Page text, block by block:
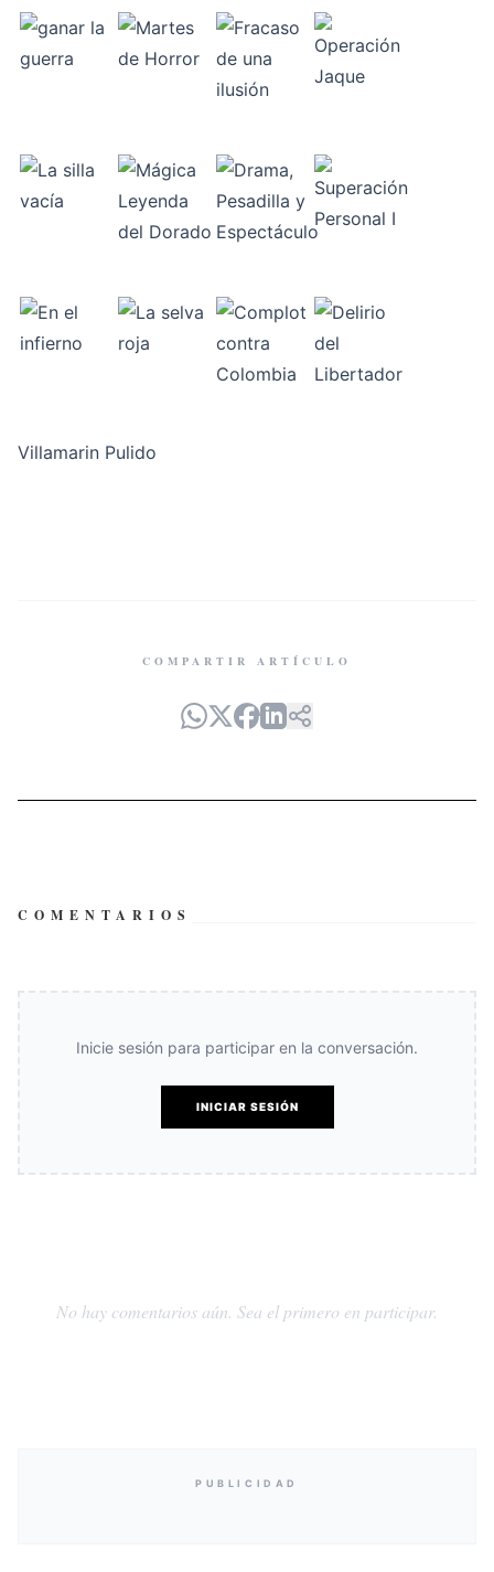
Villamarin Pulido
COMPARTIR ARTÍCULO
COMENTARIOS
Inicie sesión para participar en la conversación.
INICIAR SESIÓN
No hay comentarios aún. Sea el primero en participar.
PUBLICIDAD